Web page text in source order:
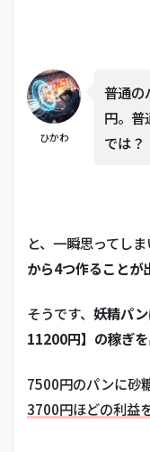
ひかわ
普通の
円。普
では？
と、一瞬思ってしま
から4つ作ることが
そうです、 妖精パ
11200円】の稼ぎ
7500円のパンに砂
3700円ほどの利益